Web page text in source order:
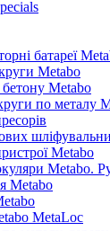
батареї
Metabo
Metabo
по металу
Metabo
Metabo.
Metabo
MetaLoc